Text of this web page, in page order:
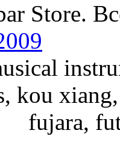
Store.
kou
fujara,